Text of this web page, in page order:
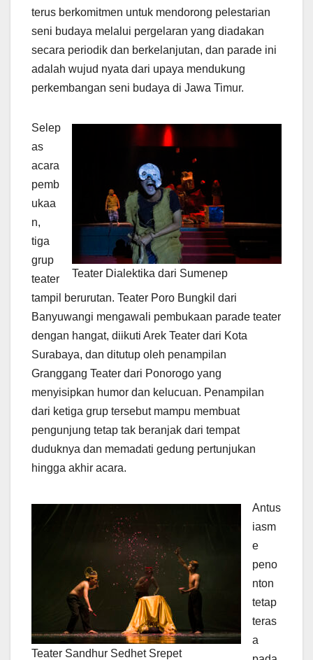
terus berkomitmen untuk mendorong pelestarian
seni budaya melalui pergelaran yang diadakan
secara periodik dan berkelanjutan, dan parade ini
adalah wujud nyata dari upaya mendukung
perkembangan seni budaya di Jawa Timur.
Teater Dialektika dari Sumenep
Selep
as
acara
pemb
ukaa
n,
tiga
grup
teater
tampil berurutan. Teater Poro Bungkil dari
Banyuwangi mengawali pembukaan parade teater
dengan hangat, diikuti Arek Teater dari Kota
Surabaya, dan ditutup oleh penampilan
Granggang Teater dari Ponorogo yang
menyisipkan humor dan kelucuan. Penampilan
dari ketiga grup tersebut mampu membuat
pengunjung tetap tak beranjak dari tempat
duduknya dan memadati gedung pertunjukan
hingga akhir acara.
Teater Sandhur Sedhet Srepet
Antus
iasm
e
peno
nton
tetap
teras
a